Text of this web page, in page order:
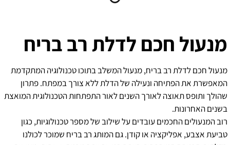
מנעול חכם לדלת רב בריח
מנעול חכם לדלת רב בריח, מנעול המשלב בתוכו טכנולוגיה המתקדמת
המאפשרת את הפתיחה ונעילה של הדלת ללא צורך במפתח. פתרון
שהולך ותופס תאוצה לאורך השנים לאור התפתחות הטכנולוגית המואצת
בשנים האחרונות.
רוב המנעולים החכמים עובדים על שילוב של מספר טכנולוגיות, כגון
טביעת אצבע, אפליקציה או קודן. גם המותג רב בריח שמוכר לכולנו